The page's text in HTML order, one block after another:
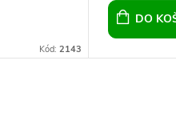
Kód: 2143
DO